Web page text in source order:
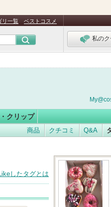
リ一覧 ベストコスメ
私のク
クリップ
商品 クチコミ Q&A
したタグとは